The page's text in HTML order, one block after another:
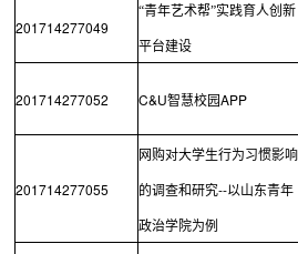
201714277049
“青年艺术帮”实践育人创新
平台建设
201714277052 C&U智慧校园APP
201714277055
网购对大学生行为习惯影响
的调查和研究--以山东青年
政治学院为例